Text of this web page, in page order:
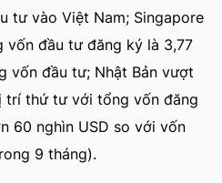
tư vào Việt Nam; Singapore
đầu tư đăng ký là 3,77
vốn đầu tư; Nhật Bản vượt
trí thứ tư với tổng vốn đăng
60 nghìn USD so với vốn
9 tháng).